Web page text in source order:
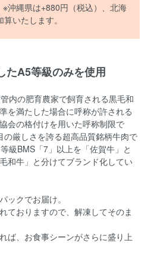
※沖縄県は+880円（税込）、北海
いたします。
たA5等級のみを使用
内の肥育農家で飼育される黒毛和
を満たした場合に呼称が許される
会の格付けを用いた呼称制限で
の厳しさを誇る超高品質銘柄牛肉で
級BMS「7」以上を「佐賀牛」と
和牛」と分けてブランド化してい
ックでお届け。
ておりますので、解凍してそのま
ば、お食事シーンがさらに盛り上